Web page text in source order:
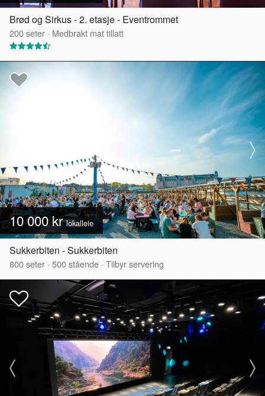
Brød og Sirkus - 2. etasje - Eventrommet
200seter · Medbrakt mat tillatt
10 000 krlokalleie
Sukkerbiten - Sukkerbiten
800seter · 500stående · Tilbyr servering